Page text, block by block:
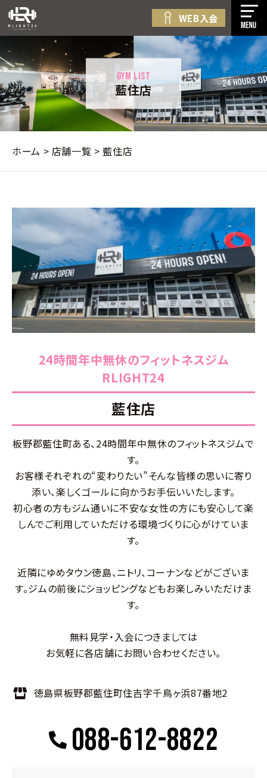
ン
テ
ン
ツ
へ
ッ
初
め
の
方
へ
無
料
験・
無
料
見
学・
入
料
金
案
内
プ
ロ
ラ
ム
店
舗
覧
着
情
報
プ
ン
WEB
入会
の申
し込
み
WEB入会
GYM LIST
藍住店
ホーム > 店舗一覧 > 藍住店
24時間年中無休のフィットネスジム
RLIGHT24
藍住店
板野郡藍住町ある、24時間年中無休のフィットネスジムで
す。
お客様それぞれの“変わりたい”そんな皆様の思いに寄り
添い、楽しくゴールに向かうお手伝いいたします。
初心者の方もジム通いに不安な女性の方にも安心して楽
しんでご利用していただける環境づくりに心がけていま
す。
近隣にゆめタウン徳島、ニトリ、コーナンなどがございま
す。ジムの前後にショッピングなどもお楽しみいただけま
す。
無料見学・入会につきましては
お気軽に各店舗にお問い合わせください。
徳島県板野郡藍住町住吉字千鳥ヶ浜87番地2
088-612-8822